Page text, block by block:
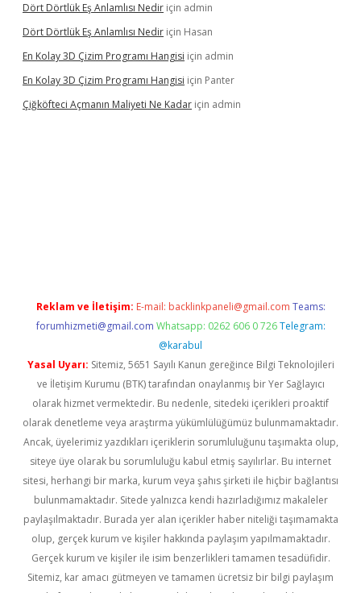
Dört Dörtlük Eş Anlamlısı Nedir için admin
Dört Dörtlük Eş Anlamlısı Nedir için Hasan
En Kolay 3D Çizim Programı Hangisi için admin
En Kolay 3D Çizim Programı Hangisi için Panter
Çiğköfteci Açmanın Maliyeti Ne Kadar için admin
Reklam ve İletişim: E-mail: backlinkpaneli@gmail.com Teams:
forumhizmeti@gmail.com Whatsapp: 0262 606 0 726 Telegram:
@karabul
Yasal Uyarı: Sitemiz, 5651 Sayılı Kanun gereğince Bilgi Teknolojileri
ve İletişim Kurumu (BTK) tarafından onaylanmış bir Yer Sağlayıcı
olarak hizmet vermektedir. Bu nedenle, sitedeki içerikleri proaktif
olarak denetleme veya araştırma yükümlülüğümüz bulunmamaktadır.
Ancak, üyelerimiz yazdıkları içeriklerin sorumluluğunu taşımakta olup,
siteye üye olarak bu sorumluluğu kabul etmiş sayılırlar. Bu internet
sitesi, herhangi bir marka, kurum veya şahıs şirketi ile hiçbir bağlantısı
bulunmamaktadır. Sitede yalnızca kendi hazırladığımız makaleler
paylaşılmaktadır. Burada yer alan içerikler haber niteliği taşımamakta
olup, gerçek kurum ve kişiler hakkında paylaşım yapılmamaktadır.
Gerçek kurum ve kişiler ile isim benzerlikleri tamamen tesadüfidir.
Sitemiz, kar amacı gütmeyen ve tamamen ücretsiz bir bilgi paylaşım